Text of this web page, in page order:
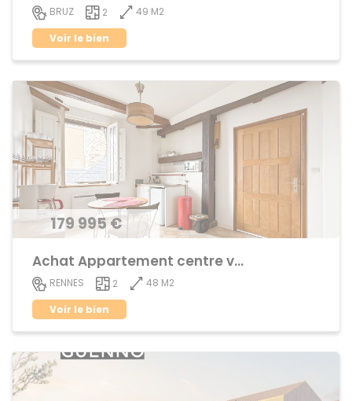
BRUZ 2
49 M2
Voir le bien
179 995 €
Achat Appartement centre ville
RENNES 2
48 M2
Voir le bien